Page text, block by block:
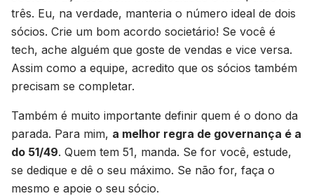
três. Eu, na verdade, manteria o número ideal de dois
sócios. Crie um bom acordo societário! Se você é
tech, ache alguém que goste de vendas e vice versa.
Assim como a equipe, acredito que os sócios também
precisam se completar.
Também é muito importante definir quem é o dono da
parada. Para mim, a melhor regra de governança é a
do 51/49. Quem tem 51, manda. Se for você, estude,
se dedique e dê o seu máximo. Se não for, faça o
mesmo e apoie o seu sócio.